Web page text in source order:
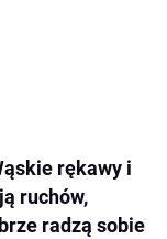
rękawy i
ruchów,
radzą sobie